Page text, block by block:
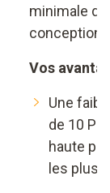
minimale du
conception
Vos
Une
de 10
haute
les plus